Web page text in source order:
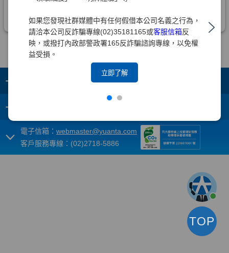
如果您發現社群媒體中有任何假借本公司名義之行為，
請洽本公司反詐騙專線(02)35181165或客服信箱反
映，或撥打內政部警政署165反詐騙諮詢專線，以免權
益受損。
立即了解
+
+
電子信箱： webmaster@yuanta.com
客戶服務專線：(02)2718-5886
TOP